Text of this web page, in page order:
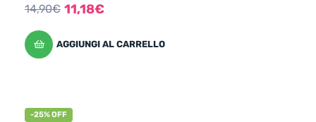
14,90€ 11,18€
AGGIUNGI AL CARRELLO
-25% OFF